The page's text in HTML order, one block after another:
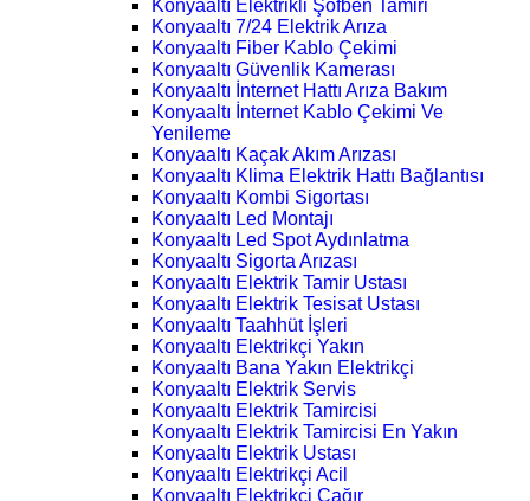
Konyaaltı Elektrikli Şofben Tamiri
Konyaaltı 7/24 Elektrik Arıza
Konyaaltı Fiber Kablo Çekimi
Konyaaltı Güvenlik Kamerası
Konyaaltı İnternet Hattı Arıza Bakım
Konyaaltı İnternet Kablo Çekimi Ve
Yenileme
Konyaaltı Kaçak Akım Arızası
Konyaaltı Klima Elektrik Hattı Bağlantısı
Konyaaltı Kombi Sigortası
Konyaaltı Led Montajı
Konyaaltı Led Spot Aydınlatma
Konyaaltı Sigorta Arızası
Konyaaltı Elektrik Tamir Ustası
Konyaaltı Elektrik Tesisat Ustası
Konyaaltı Taahhüt İşleri
Konyaaltı Elektrikçi Yakın
Konyaaltı Bana Yakın Elektrikçi
Konyaaltı Elektrik Servis
Konyaaltı Elektrik Tamircisi
Konyaaltı Elektrik Tamircisi En Yakın
Konyaaltı Elektrik Ustası
Konyaaltı Elektrikçi Acil
Konyaaltı Elektrikçi Çağır